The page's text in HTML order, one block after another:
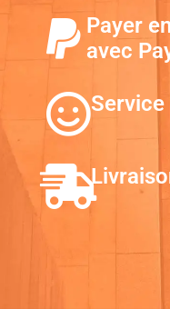
Payer
avec